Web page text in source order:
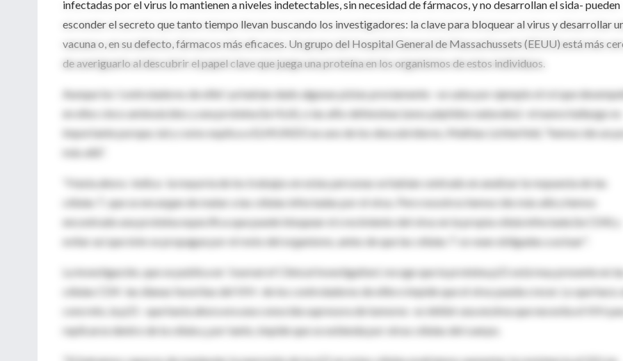
infectadas por el virus lo mantienen a niveles indetectables, sin necesidad de fármacos, y no desarrollan el sida- pueden
esconder el secreto que tanto tiempo llevan buscando los investigadores: la clave para bloquear al virus y desarrollar
vacuna o, en su defecto, fármacos más eficaces. Un grupo del Hospital General de Massachussets (EEUU) está más
de averiguarlo al descubrir el papel clave que juega una proteína en los organismos de estos individuos.
Aunque los 'controladores de elite' ya habían dado algunas pistas previamente –se sabe por ejemplo el rol que
en ellos cinco aminoácidos y una proteína (la HLA), o las alfa-defensinas (unos péptidos naturales)- el nuevo hallazgo es
importante porque, tal y como explica a ELMUNDO.es uno de los descubridores, Mathias Lichterfeld, "hemos ido un
más allá".
"Hasta ahora -indica- la mayoría de los trabajos en estas personas se habían centrado en analizar la respuesta de las
células T, que se encargan de matar a las células infectadas por el virus. Pero nosotros hemos ido más allá y hemos
encontrado una proteína específica que puede bloquear el crecimiento del virus en la propia célula infectada (la CD4) y
evitar así que éste se propague por el resto del organismo, antes de que las células T se vean obligadas a actuar".
La investigación, que se publica en 'Journal of Clinical Investigation', recoge que la proteína p21 está muy presente en
células CD4 -las dianas favoritas del VIH- de los controladores de elite e impide que el virus pueda crecer. Lo que hace,
concreto, la p21 –que hasta ahora era una conocida supresora de tumores- es inhibir una enzima que necesita el VIH
replicarse dentro de la célula y, por tanto, impide que se extienda por otras células del cuerpo.